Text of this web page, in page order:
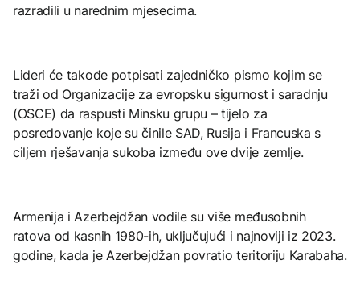
razradili u narednim mjesecima.
Lideri će takođe potpisati zajedničko pismo kojim se
traži od Organizacije za evropsku sigurnost i saradnju
(OSCE) da raspusti Minsku grupu – tijelo za
posredovanje koje su činile SAD, Rusija i Francuska s
ciljem rješavanja sukoba između ove dvije zemlje.
Armenija i Azerbejdžan vodile su više međusobnih
ratova od kasnih 1980-ih, uključujući i najnoviji iz 2023.
godine, kada je Azerbejdžan povratio teritoriju Karabaha.